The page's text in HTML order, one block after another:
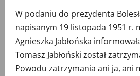
W podaniu do prezydenta
napisanym 19 listopada 1951 r.
Agnieszka Jabłońska
Tomasz Jabłoński został
Powodu zatrzymania ani ja, ani